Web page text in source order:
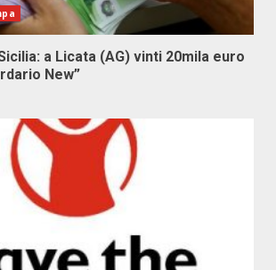
a Licata (AG) vinti 20mila euro
New”